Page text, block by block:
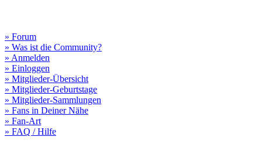
» Forum
» Was ist die Community?
» Anmelden
» Einloggen
» Mitglieder-Übersicht
» Mitglieder-Geburtstage
» Mitglieder-Sammlungen
» Fans in Deiner Nähe
» Fan-Art
» FAQ / Hilfe